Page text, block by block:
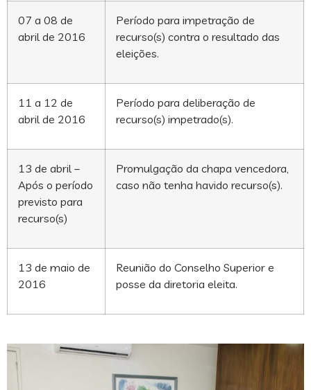
07 a 08 de
abril de 2016
Período para impetração de
recurso(s) contra o resultado das
eleições.
11 a 12 de
abril de 2016
Período para deliberação de
recurso(s) impetrado(s).
13 de abril –
Após o período
previsto para
recurso(s)
Promulgação da chapa vencedora,
caso não tenha havido recurso(s).
13 de maio de
2016
Reunião do Conselho Superior e
posse da diretoria eleita.